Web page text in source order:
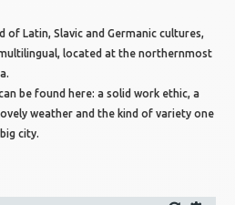
Latin, Slavic and Germanic cultures,
located at the northernmost
be found here: a solid work ethic, a
weather and the kind of variety one
city.